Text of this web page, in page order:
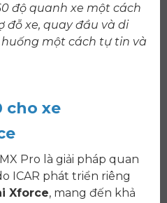
độ quanh xe một cách
đỗ xe, quay đầu và di
một cách tự tin và
cho xe
Pro là giải pháp quan
ICAR phát triển riêng
Xforce, mang đến khả